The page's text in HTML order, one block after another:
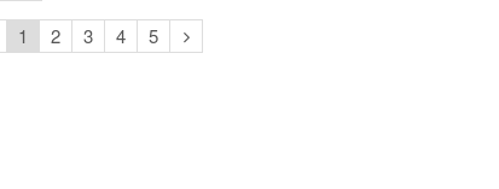
1 2 3 4 5
Nächste
Seite